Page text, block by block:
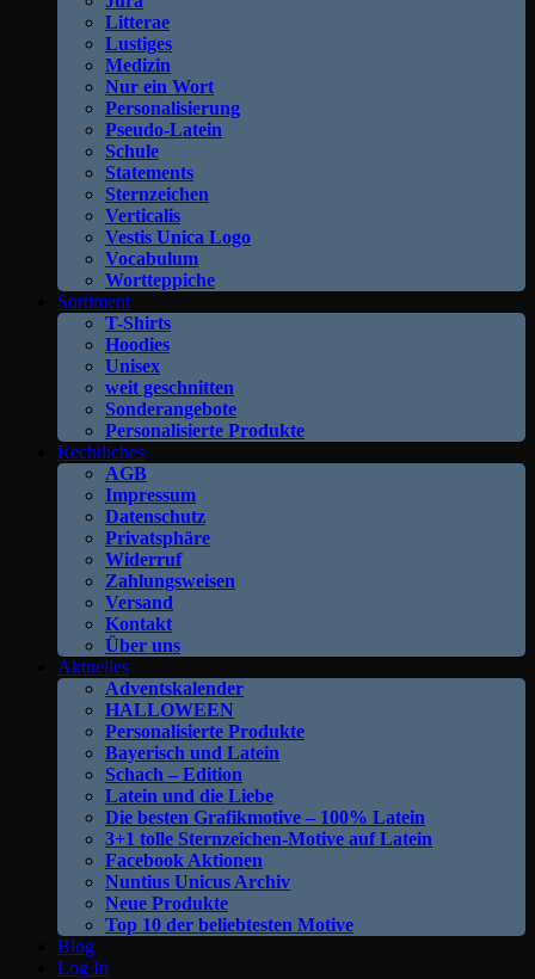
Litterae
Lustiges
Medizin
Nur ein Wort
Personalisierung
Pseudo-Latein
Schule
Statements
Sternzeichen
Verticalis
Vestis Unica Logo
Vocabulum
Wortteppiche
Sortiment
T-Shirts
Hoodies
Unisex
weit geschnitten
Sonderangebote
Personalisierte Produkte
Rechtliches
AGB
Impressum
Datenschutz
Privatsphäre
Widerruf
Zahlungsweisen
Versand
Kontakt
Über uns
Aktuelles
Adventskalender
HALLOWEEN
Personalisierte Produkte
Bayerisch und Latein
Schach – Edition
Latein und die Liebe
Die besten Grafikmotive – 100% Latein
3+1 tolle Sternzeichen-Motive auf Latein
Facebook Aktionen
Nuntius Unicus Archiv
Neue Produkte
Top 10 der beliebtesten Motive
Blog
Log In